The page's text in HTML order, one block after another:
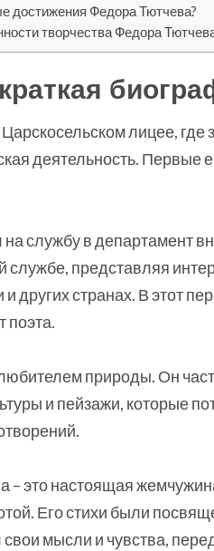
достижения Федора Тютчева?
творчества Федора
лицее, где
деятельность. Первые
службу в департамент
службе, представляя
других странах. В этот
поэта.
природы. Он
и пейзажи, которые
это настоящая
Его стихи были
мысли и чувства,